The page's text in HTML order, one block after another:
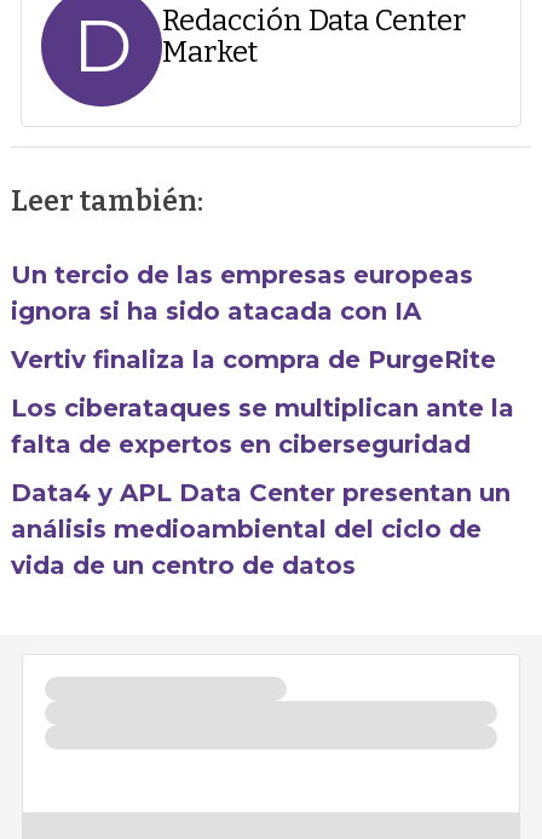
D
Redacción Data Center
Market
Leer también:
Un tercio de las empresas europeas
ignora si ha sido atacada con IA
Vertiv finaliza la compra de PurgeRite
Los ciberataques se multiplican ante la
falta de expertos en ciberseguridad
Data4 y APL Data Center presentan un
análisis medioambiental del ciclo de
vida de un centro de datos